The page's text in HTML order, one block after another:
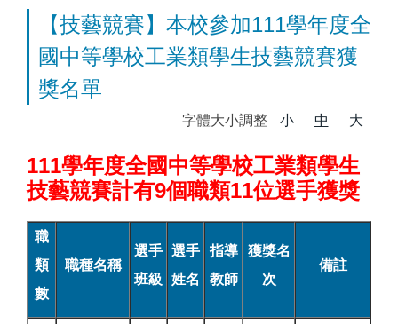
【技藝競賽】本校參加111學年度全
國中等學校工業類學生技藝競賽獲
獎名單
字體大小調整 小 中 大
111學年度全國中等學校工業類學生
技藝競賽計有9個職類11位選手獲獎
職
類
數
職種名稱
選手
班級
選手
姓名
指導
教師
獲獎名
次
備註